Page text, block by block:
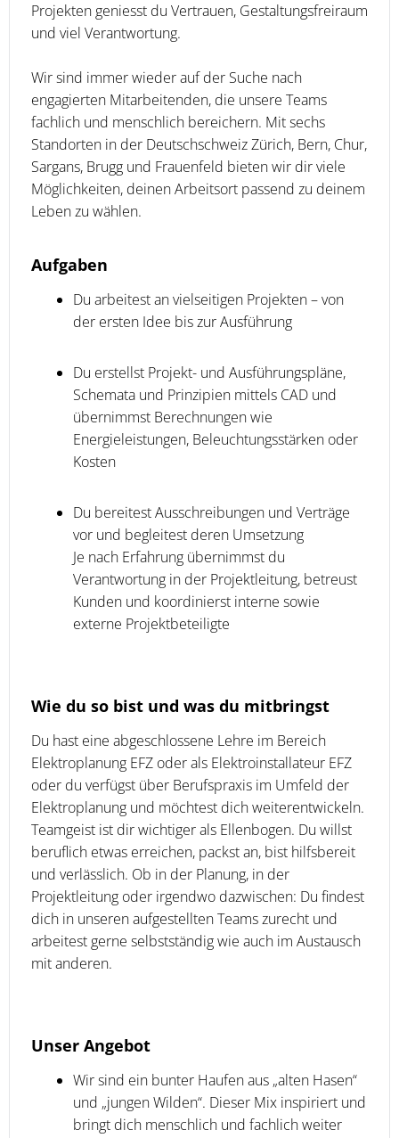
Projekten geniesst du Vertrauen, Gestaltungsfreiraum
und viel Verantwortung.
Wir sind immer wieder auf der Suche nach
engagierten Mitarbeitenden, die unsere Teams
fachlich und menschlich bereichern. Mit sechs
Standorten in der Deutschschweiz Zürich, Bern, Chur,
Sargans, Brugg und Frauenfeld bieten wir dir viele
Möglichkeiten, deinen Arbeitsort passend zu deinem
Leben zu wählen.
Aufgaben
Du arbeitest an vielseitigen Projekten – von
der ersten Idee bis zur Ausführung
Du erstellst Projekt- und Ausführungspläne,
Schemata und Prinzipien mittels CAD und
übernimmst Berechnungen wie
Energieleistungen, Beleuchtungsstärken oder
Kosten
Du bereitest Ausschreibungen und Verträge
vor und begleitest deren Umsetzung
Je nach Erfahrung übernimmst du
Verantwortung in der Projektleitung, betreust
Kunden und koordinierst interne sowie
externe Projektbeteiligte
Wie du so bist und was du mitbringst
Du hast eine abgeschlossene Lehre im Bereich
Elektroplanung EFZ oder als Elektroinstallateur EFZ
oder du verfügst über Berufspraxis im Umfeld der
Elektroplanung und möchtest dich weiterentwickeln.
Teamgeist ist dir wichtiger als Ellenbogen. Du willst
beruflich etwas erreichen, packst an, bist hilfsbereit
und verlässlich. Ob in der Planung, in der
Projektleitung oder irgendwo dazwischen: Du findest
dich in unseren aufgestellten Teams zurecht und
arbeitest gerne selbstständig wie auch im Austausch
mit anderen.
Unser Angebot
Wir sind ein bunter Haufen aus „alten Hasen“
und „jungen Wilden“. Dieser Mix inspiriert und
bringt dich menschlich und fachlich weiter